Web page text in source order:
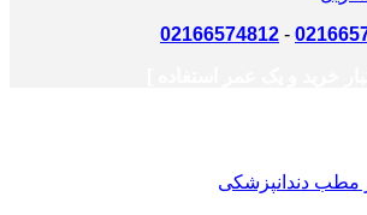
-
02166574812
مطب دندانپزشکی